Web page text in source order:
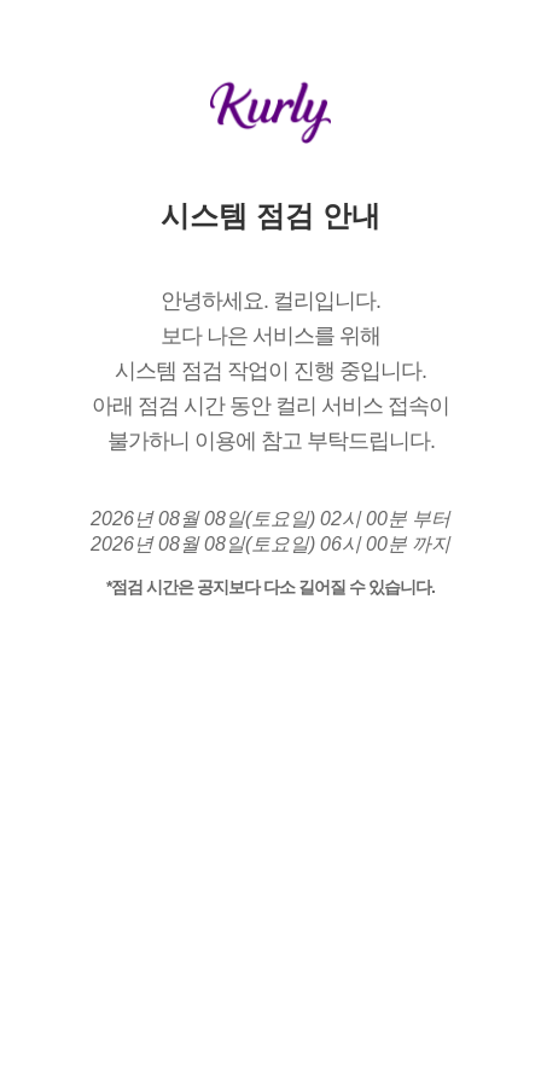
시스템 점검 안내
안녕하세요. 컬리입니다.
보다 나은 서비스를 위해
시스템 점검 작업이 진행 중입니다.
아래 점검 시간 동안 컬리 서비스 접속이
불가하니 이용에 참고 부탁드립니다.
2026년 08월 08일(토요일) 02시 00분 부터
2026년 08월 08일(토요일) 06시 00분 까지
*점검 시간은 공지보다 다소 길어질 수 있습니다.